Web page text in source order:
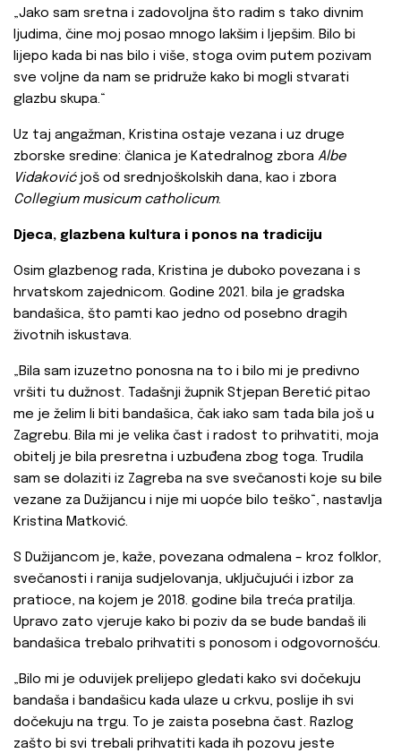
„Jako sam sretna i zadovoljna što radim s tako divnim
ljudima, čine moj posao mnogo lakšim i ljepšim. Bilo bi
lijepo kada bi nas bilo i više, stoga ovim putem pozivam
sve voljne da nam se pridruže kako bi mogli stvarati
glazbu skupa.“
Uz taj angažman, Kristina ostaje vezana i uz druge
zborske sredine: članica je Katedralnog zbora Albe
Vidakovićjoš od srednjoškolskih dana, kao i zbora
Collegium musicum catholicum.
Djeca, glazbena kultura i ponos na tradiciju
Osim glazbenog rada, Kristina je duboko povezana i s
hrvatskom zajednicom. Godine 2021. bila je gradska
bandašica, što pamti kao jedno od posebno dragih
životnih iskustava.
„Bila sam izuzetno ponosna na to i bilo mi je predivno
vršiti tu dužnost. Tadašnji župnik Stjepan Beretić pitao
me je želim li biti bandašica, čak iako sam tada bila još u
Zagrebu. Bila mi je velika čast i radost to prihvatiti, moja
obitelj je bila presretna i uzbuđena zbog toga. Trudila
sam se dolaziti iz Zagreba na sve svečanosti koje su bile
vezane za Dužijancu i nije mi uopće bilo teško“, nastavlja
Kristina Matković.
S Dužijancom je, kaže, povezana odmalena – kroz folklor,
svečanosti i ranija sudjelovanja, uključujući i izbor za
pratioce, na kojem je 2018. godine bila treća pratilja.
Upravo zato vjeruje kako bi poziv da se bude bandaš ili
bandašica trebalo prihvatiti s ponosom i odgovornošću.
„Bilo mi je oduvijek prelijepo gledati kako svi dočekuju
bandaša i bandašicu kada ulaze u crkvu, poslije ih svi
dočekuju na trgu. To je zaista posebna čast. Razlog
zašto bi svi trebali prihvatiti kada ih pozovu jeste